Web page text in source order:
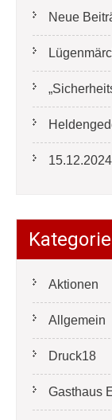
Neue
Aktionen
Allgemein
Druck18
Gasthaus